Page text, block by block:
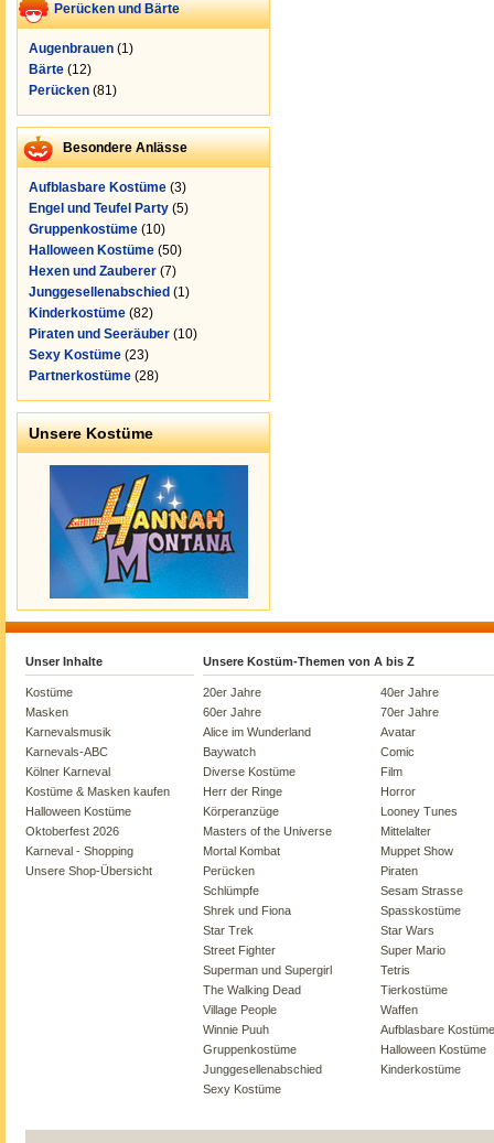
Perücken und Bärte
Augenbrauen (1)
Bärte (12)
Perücken (81)
Besondere Anlässe
Aufblasbare Kostüme (3)
Engel und Teufel Party (5)
Gruppenkostüme (10)
Halloween Kostüme (50)
Hexen und Zauberer (7)
Junggesellenabschied (1)
Kinderkostüme (82)
Piraten und Seeräuber (10)
Sexy Kostüme (23)
Partnerkostüme (28)
Unsere Kostüme
Unser Inhalte
Kostüme
Masken
Karnevalsmusik
Karnevals-ABC
Kölner Karneval
Kostüme & Masken kaufen
Halloween Kostüme
Oktoberfest 2026
Karneval - Shopping
Unsere Shop-Übersicht
Unsere Kostüm-Themen von A bis Z
20er Jahre
40er Jahre
60er Jahre
70er Jahre
Alice im Wunderland
Avatar
Baywatch
Comic
Diverse Kostüme
Film
Herr der Ringe
Horror
Körperanzüge
Looney Tunes
Masters of the Universe
Mittelalter
Mortal Kombat
Muppet Show
Perücken
Piraten
Schlümpfe
Sesam Strasse
Shrek und Fiona
Spasskostüme
Star Trek
Star Wars
Street Fighter
Super Mario
Superman und Supergirl
Tetris
The Walking Dead
Tierkostüme
Village People
Waffen
Winnie Puuh
Aufblasbare Kostüme
Gruppenkostüme
Halloween Kostüme
Junggesellenabschied
Kinderkostüme
Sexy Kostüme